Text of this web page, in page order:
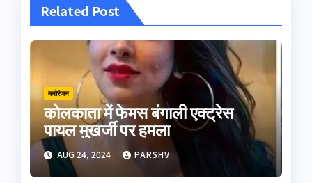
Related Post
मनोरंजन
कोलकाता में फेमस बंगाली एक्ट्रेस
पायल मुखर्जी पर हमला
AUG 24, 2024 PARSHV